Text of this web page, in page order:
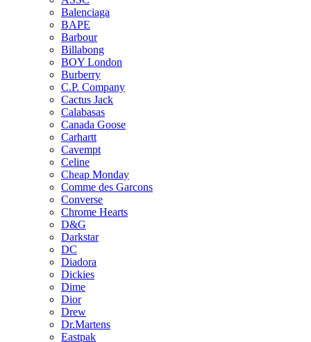
Balenciaga
BAPE
Barbour
Billabong
BOY London
Burberry
C.P. Company
Cactus Jack
Calabasas
Canada Goose
Carhartt
Cavempt
Celine
Cheap Monday
Comme des Garcons
Converse
Chrome Hearts
D&G
Darkstar
DC
Diadora
Dickies
Dime
Dior
Drew
Dr.Martens
Eastpak